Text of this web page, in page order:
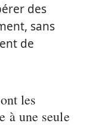
des
sans
de
les
à une seule